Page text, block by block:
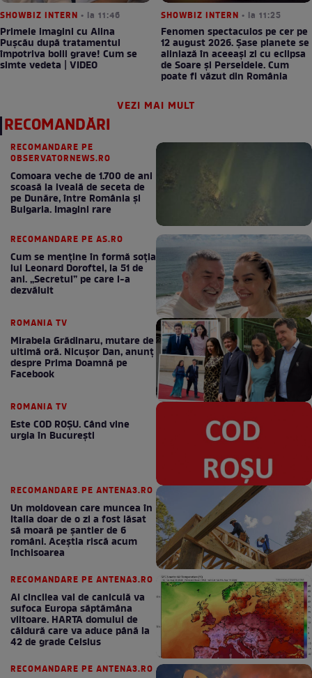
SHOWBIZ INTERN • la 11:46
Primele imagini cu Alina
Pușcău după tratamentul
împotriva bolii grave! Cum se
simte vedeta | VIDEO
SHOWBIZ INTERN • la 11:25
Fenomen spectaculos pe cer pe
12 august 2026. Șase planete se
aliniază în aceeași zi cu eclipsa
de Soare și Perseidele. Cum
poate fi văzut din România
VEZI MAI MULT
RECOMANDĂRI
RECOMANDARE PE
OBSERVATORNEWS.RO
Comoara veche de 1.700 de ani
scoasă la iveală de seceta de
pe Dunăre, între România şi
Bulgaria. Imagini rare
RECOMANDARE PE AS.RO
Cum se menţine în formă soţia
lui Leonard Doroftei, la 51 de
ani. „Secretul” pe care l-a
dezvăluit
ROMANIA TV
Mirabela Grădinaru, mutare de
ultimă oră. Nicuşor Dan, anunţ
despre Prima Doamnă pe
Facebook
ROMANIA TV
Este COD ROŞU. Când vine
urgia în Bucureşti
RECOMANDARE PE ANTENA3.RO
Un moldovean care muncea în
Italia doar de o zi a fost lăsat
să moară pe şantier de 6
români. Aceștia riscă acum
închisoarea
RECOMANDARE PE ANTENA3.RO
Al cincilea val de caniculă va
sufoca Europa săptămâna
viitoare. HARTA domului de
căldură care va aduce până la
42 de grade Celsius
RECOMANDARE PE ANTENA3.RO